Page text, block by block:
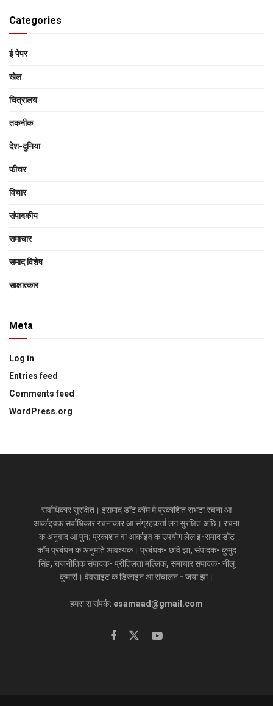
Categories
ई पेपर
खेल
चित्रालय
तकनीक
देश-दुनिया
फीचर
विचार
संपादकीय
समाचार
समाद विशेष
साक्षात्‍कार
Meta
Log in
Entries feed
Comments feed
WordPress.org
सर्वाधिकार सुरक्षित। इसमाद डॉट कॉम मे प्रकाशित सभटा रचना आ
आर्काइवक सर्वाधिकार रचनाकार आ संग्रहकर्त्ता लग सुरक्षित अछि। रचना
क अनुवाद आ पुन: प्रकाशन वा आर्काइव क उपयोग लेल इ-समाद डॉट
कॉम प्रबंधन क अनुमति आवश्यक। प्रबंधक- छवि झा, संपादक- कुमुद
सिंह, राजनीतिक संपादक- प्रीतिलता मल्लिक, समाचार संपादक- नीलू
कुमारी। वेवसाइट क डिजाइन आ संचालन - जया झा।
हमरा स संपर्क: esamaad@gmail.com